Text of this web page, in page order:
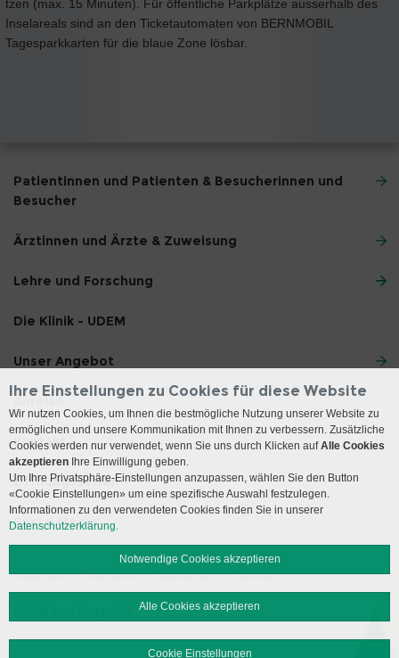
tzen (max. 15 Minuten). Für öffentliche Park­plätze ausserhalb des
Inselareals sind an den Ticketautomaten von BERNMOBIL
Tagesparkkarten für die blaue Zone lösbar.
Patientinnen und Patienten & Besucherinnen und
Besucher
Ärztinnen und Ärzte & Zuweisung
Lehre und Forschung
Die Klinik - UDEM
Unser Angebot
Anreise
Kontakt
Öffnungszeiten
Social Media
Impressum Disclaimer Datenschutz Sitemap
Ihre Einstellungen zu Cookies für diese Website
Wir nutzen Cookies, um Ihnen die bestmögliche Nutzung unserer Website zu
ermöglichen und unsere Kommunikation mit Ihnen zu verbessern. Zusätzliche
Cookies werden nur verwendet, wenn Sie uns durch Klicken aufAlle Cookies
akzeptieren Ihre Einwilligung geben.
Um Ihre Privatsphäre-Einstellungen anzupassen, wählen Sie den Button
«Cookie Einstellungen» um eine spezifische Auswahl festzulegen.
Informationen zu den verwendeten Cookies finden Sie in unserer
Datenschutzerklärung.
Notwendige Cookies akzeptieren
Alle Cookies akzeptieren
Cookie Einstellungen